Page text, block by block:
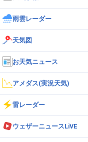
雨雲レーダー
天気図
お天気ニュース
アメダス(実況天気)
雷レーダー
ウェザーニュースLiVE